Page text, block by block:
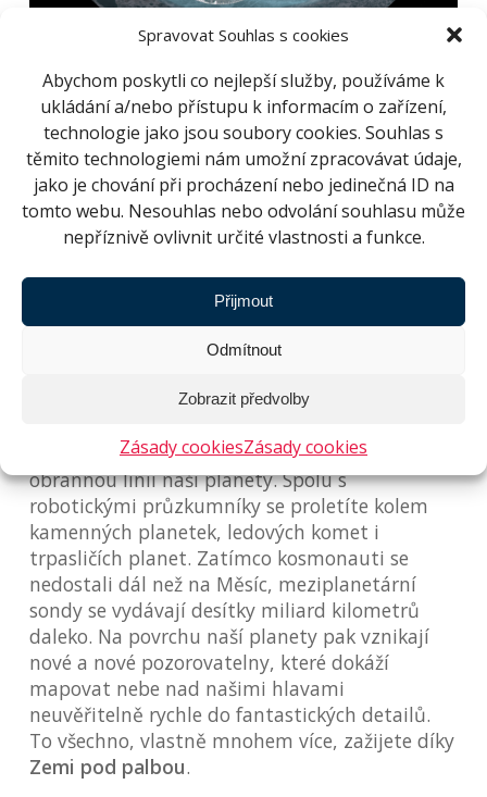
Spravovat Souhlas s cookies
Abychom poskytli co nejlepší služby, používáme k
ukládání a/nebo přístupu k informacím o zařízení,
technologie jako jsou soubory cookies. Souhlas s
těmito technologiemi nám umožní zpracovávat údaje,
jako je chování při procházení nebo jedinečná ID na
tomto webu. Nesouhlas nebo odvolání souhlasu může
nepříznivě ovlivnit určité vlastnosti a funkce.
Přijmout
Odmítnout
Zobrazit předvolby
Zásady cookiesZásady cookies
„Pochopení, jakou hrozbou pro nás mohou být
planetky a komety, je důležité pro budoucnost
života na naší planetě. Tyto objekty ale vypovídají
také o minulosti Sluneční soustavy. Kolem
mateřské hvězdy se toulají již čtyři miliardy roků. A
mnohokrát ovlivnily dění na Zemi,“říká Ryan
Wyatt, ředitel Morrison Planetarium a oddělní
Science Visualisations California Academy
„Prostřednictvím nejmodernějších
vědeckých vizualizací a díky projekci digitálního
planetária můžeme nejnovější objevy sdílet s
seznámíte s projekty, které tvoří první
obrannou linii naší planety. Spolu s
robotickými průzkumníky se proletíte kolem
kamenných planetek, ledových komet i
trpasličích planet. Zatímco kosmonauti se
nedostali dál než na Měsíc, meziplanetární
sondy se vydávají desítky miliard kilometrů
daleko. Na povrchu naší planety pak vznikají
nové a nové pozorovatelny, které dokáží
mapovat nebe nad našimi hlavami
neuvěřitelně rychle do fantastických detailů.
To všechno, vlastně mnohem více, zažijete díky
Zemi pod palbou.